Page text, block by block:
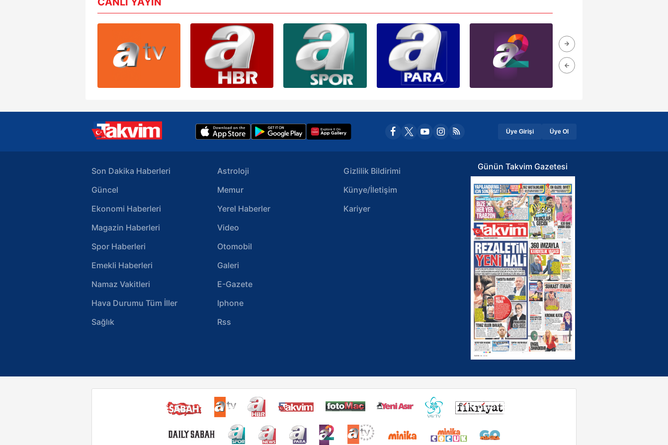
Üye Girişi Üye Ol
Son Dakika Haberleri
Güncel
Ekonomi Haberleri
Magazin Haberleri
Spor Haberleri
Emekli Haberleri
Namaz Vakitleri
Hava Durumu Tüm İller
Sağlık
Astroloji
Memur
Yerel Haberler
Video
Otomobil
Galeri
E-Gazete
Iphone
Rss
Gizlilik Bildirimi
Künye/İletişim
Kariyer
Günün Takvim Gazetesi